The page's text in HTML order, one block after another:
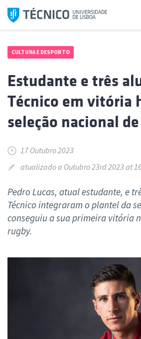
Saltar
para
CULTURA E DESPORTO
Estudante e três
Técnico em vitória
seleção nacional
17 Outubro 2023
atualizado a Outubro 23rd 2023 at
Pedro Lucas, atual estudante, e
Técnico integraram o plantel da
conseguiu a sua primeira vitória
rugby.